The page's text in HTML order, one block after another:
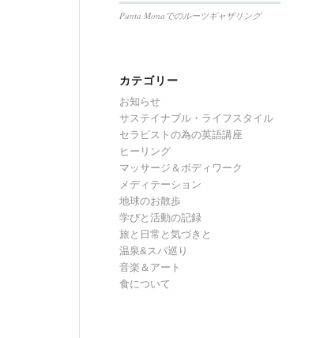
Punta Monaでのルーツギャザリング
カテゴリー
お知らせ
サステイナブル・ライフスタイル
セラピストの為の英語講座
ヒーリング
マッサージ＆ボディワーク
メディテーション
地球のお散歩
学びと活動の記録
旅と日常と気づきと
温泉&スパ巡り
音楽＆アート
食について